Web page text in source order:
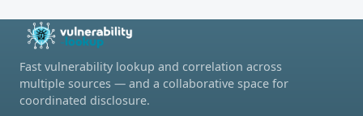
Fast vulnerability lookup and correlation across
multiple sources — and a collaborative space for
coordinated disclosure.